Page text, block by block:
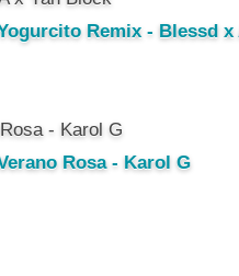
Remix - Blessd
Rosa - Karol G